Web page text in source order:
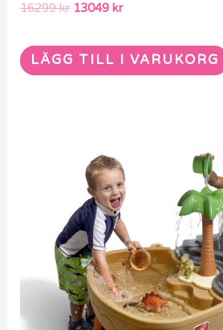
16299kr 13049kr
LÄGG TILL I VARUKORG
priset
4999 kr.
priset
är:
3999 kr.